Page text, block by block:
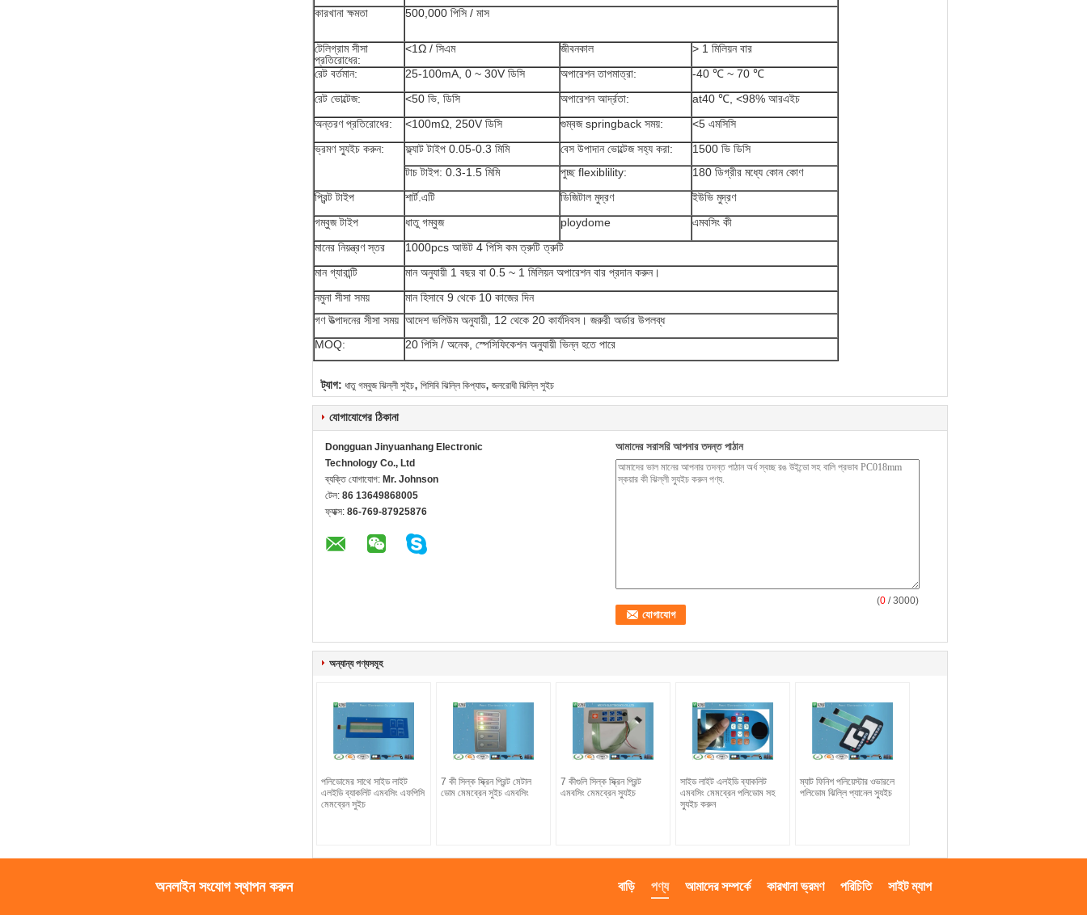
কারখানা ক্ষমতা 500,000 পিসি / মাস
টেলিগ্রাম সীসা
প্রতিরোধের:
<1Ω / সিএম জীবনকাল
> 1 মিলিয়ন বার
রেট বর্তমান:
25-100mA, 0 ~ 30V ডিসি অপারেশন তাপমাত্রা:
-40 ℃ ~ 70 ℃
রেট ভোল্টেজ:
<50 ভি, ডিসি অপারেশন আর্দ্রতা:
at40 ℃, <98% আরএইচ
অন্তরণ প্রতিরোধের:
<100mΩ, 250V ডিসি গুম্বজ springback সময়:
<5 এমসিসি
ভ্রমণ স্যুইচ করুন:
ফ্ল্যাট টাইপ 0.05-0.3 মিমি বেস উপাদান ভোল্টেজ সহ্য করা:
1500 ভি ডিসি
টাচ টাইপ: 0.3-1.5 মিমি
পুচ্ছ flexiblility:
180 ডিগ্রীর মধ্যে কোন কোণ
প্রিন্ট টাইপ
শার্ট.এটি ডিজিটাল মুদ্রণ
ইউভি মুদ্রণ
গম্বুজ টাইপ
ধাতু গম্বুজ ploydome
এমবসিং কী
মানের নিয়ন্ত্রণ স্তর
1000pcs আউট 4 পিসি কম ত্রুটি ত্রুটি
মান গ্যারান্টি
মান অনুযায়ী 1 বছর বা 0.5 ~ 1 মিলিয়ন অপারেশন বার প্রদান করুন।
নমুনা সীসা সময়
মান হিসাবে 9 থেকে 10 কাজের দিন
গণ উত্পাদনের সীসা সময় আদেশ ভলিউম অনুযায়ী, 12 থেকে 20 কার্যদিবস। জরুরী অর্ডার উপলব্ধ
MOQ:
20 পিসি / অনেক, স্পেসিফিকেশন অনুযায়ী ভিন্ন হতে পারে
ট্যাগ: ধাতু গম্বুজ ঝিল্লী সুইচ, পিসিবি ঝিল্লি কিপ্যাড, জলরোধী ঝিল্লি সুইচ
যোগাযোগের ঠিকানা
Dongguan Jinyuanhang Electronic
Technology Co., Ltd
ব্যক্তি যোগাযোগ: Mr. Johnson
টেল: 86 13649868005
ফ্যাক্স: 86-769-87925876
আমাদের সরাসরি আপনার তদন্ত পাঠান
(0 / 3000)
অন্যান্য পণ্যসমূহ
পলিডোমের সাথে সাইড লাইট
এলইডি ব্যাকলিট এমবসিং এফপিসি
মেমব্রেন সুইচ
7 কী সিল্ক স্ক্রিন প্রিন্ট মেটাল
ডোম মেমব্রেন সুইচ এমবসিং
7 কীগুলি সিল্ক স্ক্রিন প্রিন্ট
এমবসিং মেমব্রেন স্যুইচ
সাইড লাইট এলইডি ব্যাকলিট
এমবসিং মেমব্রেন পলিডোম সহ
স্যুইচ করুন
ম্যাট ফিনিশ পলিয়েস্টার ওভারলে
পলিডোম ঝিল্লি প্যানেল স্যুইচ
অনলাইন সংযোগ স্থাপন করুন সাইট ম্যাপ
পরিচিতি
কারখানা ভ্রমণ
আমাদের সম্পর্কে
পণ্য
বাড়ি